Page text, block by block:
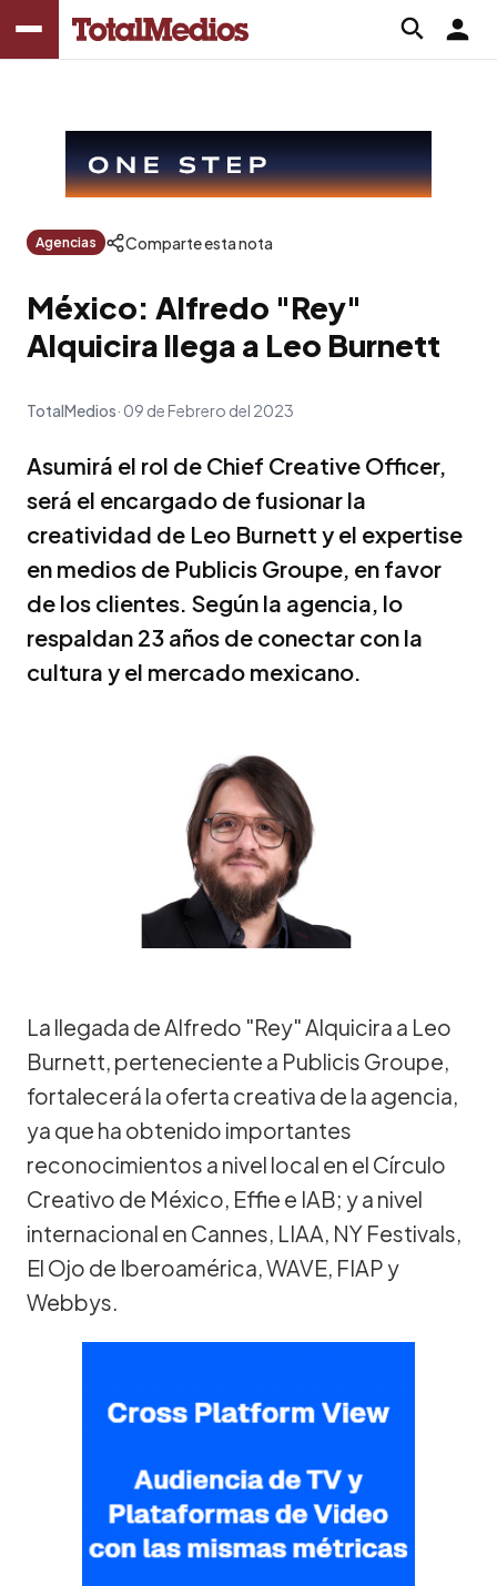
Agencias Comparte esta nota
México: Alfredo "Rey"
Alquicira llega a Leo Burnett
TotalMedios 09 de Febrero del 2023
Asumirá el rol de Chief Creative Officer,
será el encargado de fusionar la
creatividad de Leo Burnett y el expertise
en medios de Publicis Groupe, en favor
de los clientes. Según la agencia, lo
respaldan 23 años de conectar con la
cultura y el mercado mexicano.
La llegada de Alfredo "Rey" Alquicira a Leo
Burnett, perteneciente a Publicis Groupe,
fortalecerá la oferta creativa de la agencia,
ya que ha obtenido importantes
reconocimientos a nivel local en el Círculo
Creativo de México, Effie e IAB; y a nivel
internacional en Cannes, LIAA, NY Festivals,
El Ojo de Iberoamérica, WAVE, FIAP y
Webbys.